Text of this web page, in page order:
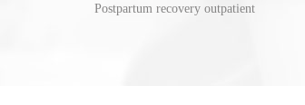
Postpartum recovery outpatient